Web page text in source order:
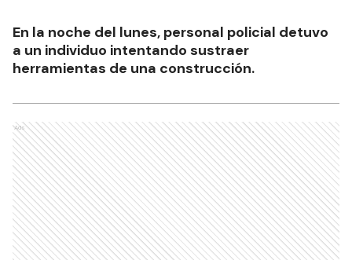
En la noche del lunes, personal policial detuvo
a un individuo intentando sustraer
herramientas de una construcción.
Ads